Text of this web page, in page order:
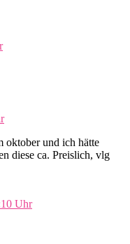
oktober und ich hätte
diese ca. Preislich, vlg
Uhr